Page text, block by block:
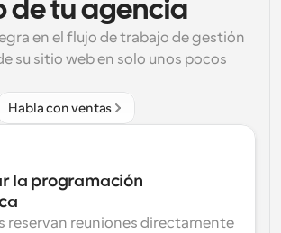
potenciadda con llamadas
impulsadas por IA
la programación y los recordatorios
día con las últimas noticias y
Instantáneas
clientes en minutos
Grupo Dinámico
de tu agencia
en el flujo de trabajo de gestión
su sitio web en solo unos pocos
Habla con ventas
la programación
reservan reuniones directamente